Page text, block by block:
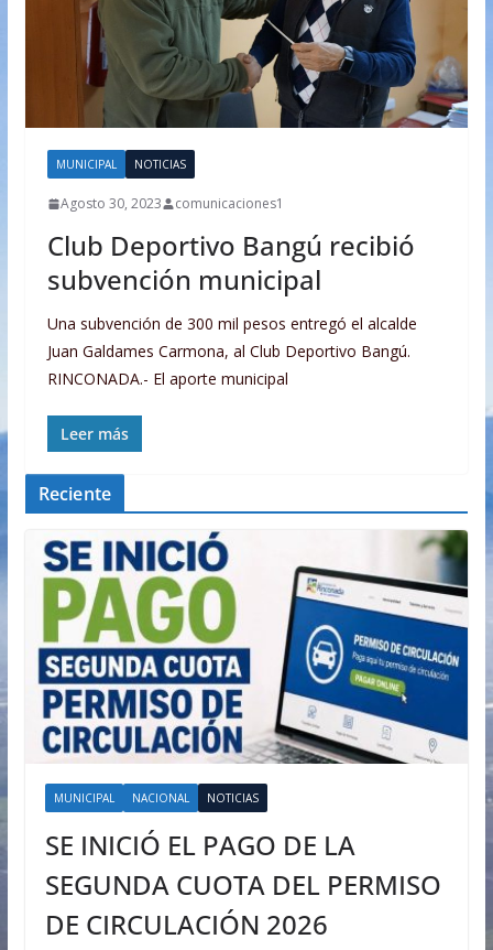
MUNICIPAL NOTICIAS
Agosto 30, 2023 comunicaciones1
Club Deportivo Bangú recibió
subvención municipal
Una subvención de 300 mil pesos entregó el alcalde
Juan Galdames Carmona, al Club Deportivo Bangú.
RINCONADA.- El aporte municipal
Leer más
Reciente
MUNICIPAL NACIONAL NOTICIAS
SE INICIÓ EL PAGO DE LA
SEGUNDA CUOTA DEL PERMISO
DE CIRCULACIÓN 2026